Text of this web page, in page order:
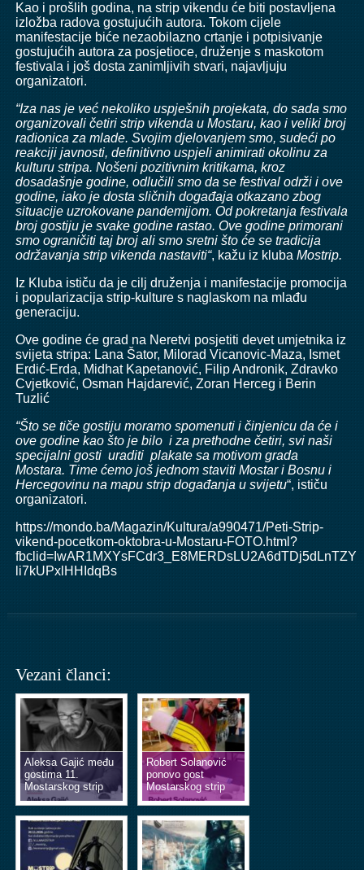
Kao i prošlih godina, na strip vikendu će biti postavljena
izložba radova gostujućih autora. Tokom cijele
manifestacije biće nezaobilazno crtanje i potpisivanje
gostujućih autora za posjetioce, druženje s maskotom
festivala i još dosta zanimljivih stvari, najavljuju
organizatori.
“Iza nas je već nekoliko uspješnih projekata, do sada smo
organizovali četiri strip vikenda u Mostaru, kao i veliki broj
radionica za mlade. Svojim djelovanjem smo, sudeći po
reakciji javnosti, definitivno uspjeli animirati okolinu za
kulturu stripa. Nošeni pozitivnim kritikama, kroz
dosadašnje godine, odlučili smo da se festival održi i ove
godine, iako je dosta sličnih događaja otkazano zbog
situacije uzrokovane pandemijom. Od pokretanja festivala
broj gostiju je svake godine rastao. Ove godine primorani
smo ograničiti taj broj ali smo sretni što će se tradicija
održavanja strip vikenda nastaviti“, kažu iz kluba Mostrip.
Iz Kluba ističu da je cilj druženja i manifestacije promocija
i popularizacija strip-kulture s naglaskom na mlađu
generaciju.
Ove godine će grad na Neretvi posjetiti devet umjetnika iz
svijeta stripa: Lana Šator, Milorad Vicanovic-Maza, Ismet
Erdić-Erda, Midhat Kapetanović, Filip Andronik, Zdravko
Cvjetković, Osman Hajdarević, Zoran Herceg i Berin
Tuzlić
“Što se tiče gostiju moramo spomenuti i činjenicu da će i
ove godine kao što je bilo i za prethodne četiri, svi naši
specijalni gosti uraditi plakate sa motivom grada
Mostara. Time ćemo još jednom staviti Mostar i Bosnu i
Hercegovinu na mapu strip događanja u svijetu“, ističu
organizatori.
https://mondo.ba/Magazin/Kultura/a990471/Peti-Strip-
vikend-pocetkom-oktobra-u-Mostaru-FOTO.html?
li7kUPxlHHIdqBs
Vezani članci:
Aleksa Gajić među
gostima 11.
Mostarskog strip
vikenda
Robert Solanović
ponovo gost
Mostarskog strip
vikenda